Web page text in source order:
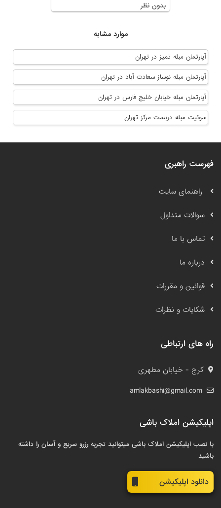
بدون نظر
موارد مشابه
آپارتمان مبله تمیز در تهران
آپارتمان مبله نوساز سعادت آباد در تهران
آپارتمان مبله خیابان خلیج فارس در تهران
سوئیت مبله دربست مرکز تهران
فهرست راهبری
راهنمای سایت
سوالات متداول
تماس با ما
درباره ما
قوانین و مقررات
شکایات و نظرات
راه های ارتباطی
کرج - خیابان مطهری
amlakbashi@gmail.com
اپلیکیشن املاک باشی
با نصب اپلیکیشن املاک باشی میتوانید تجربه رزرو سریع و آسان را داشته
باشید
دانلود اپلیکیشن